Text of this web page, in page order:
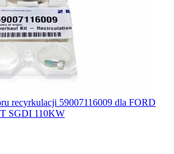
recyrkulacji 59007116009 dla FORD
SGDI 110KW